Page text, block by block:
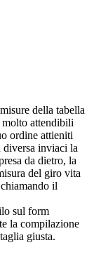
della tabella
molto attendibili
ordine attieniti
diversa inviaci la
da dietro, la
del giro vita
il
sul form
la compilazione
giusta.